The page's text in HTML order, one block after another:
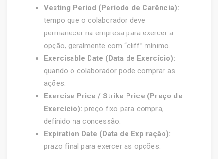
Vesting Period (Período de Carência):
tempo que o colaborador deve
permanecer na empresa para exercer a
opção, geralmente com “cliff” mínimo.
Exercisable Date (Data de Exercício):
quando o colaborador pode comprar as
ações.
Exercise Price / Strike Price (Preço de
Exercício): preço fixo para compra,
definido na concessão.
Expiration Date (Data de Expiração):
prazo final para exercer as opções.